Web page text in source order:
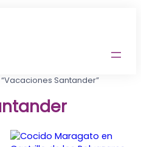
Santander”